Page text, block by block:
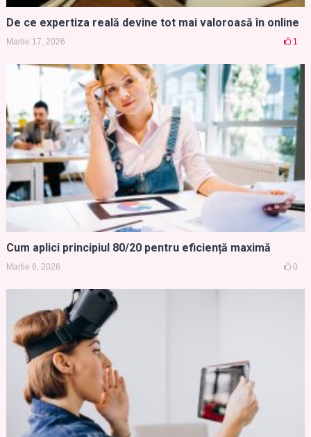
De ce expertiza reală devine tot mai valoroasă în online
Martie 17, 2026 1
Cum aplici principiul 80/20 pentru eficiență maximă
Martie 6, 2026 0